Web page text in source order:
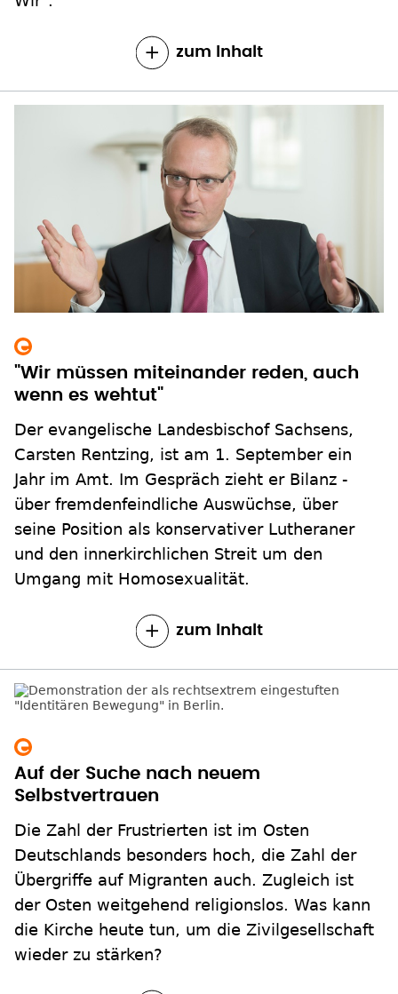
zum Inhalt
"Wir müssen miteinander reden, auch
wenn es wehtut"
Der evangelische Landesbischof Sachsens,
Carsten Rentzing, ist am 1. September ein
Jahr im Amt. Im Gespräch zieht er Bilanz -
über fremdenfeindliche Auswüchse, über
seine Position als konservativer Lutheraner
und den innerkirchlichen Streit um den
Umgang mit Homosexualität.
zum Inhalt
Auf der Suche nach neuem
Selbstvertrauen
Die Zahl der Frustrierten ist im Osten
Deutschlands besonders hoch, die Zahl der
Übergriffe auf Migranten auch. Zugleich ist
der Osten weitgehend religionslos. Was kann
die Kirche heute tun, um die Zivilgesellschaft
wieder zu stärken?